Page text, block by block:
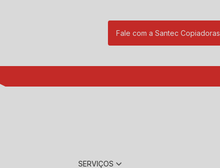
Fale com a Santec Copiadoras
SERVIÇOS